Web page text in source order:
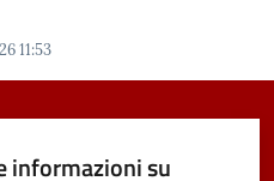
11:53
informazioni su